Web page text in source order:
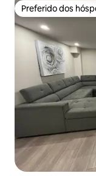
Preferido dos
Preferido dos